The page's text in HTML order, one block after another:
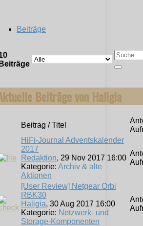
Beiträge
Beiträge
Beiträge von Haligia
Beitrag / Titel
HiFi-Journal Adventskalender
2017
Redaktion, 29 Nov 2017 16:00
Kategorie: Archiv & alte
Aktionen
[User Review] Netgear Orbi
RBK30
Haligia, 30 Aug 2017 16:00
Kategorie: Netzwerk- und
Storage-Komponenten